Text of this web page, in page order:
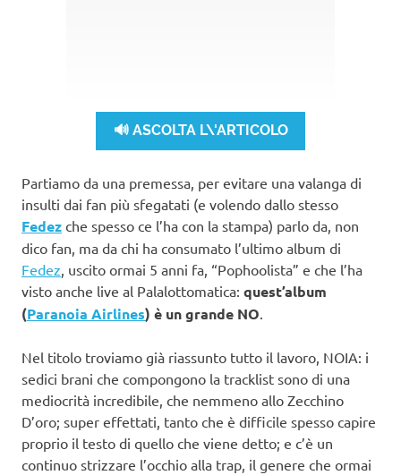
🔊 ASCOLTA L\'ARTICOLO
Partiamo da una premessa, per evitare una valanga di
insulti dai fan più sfegatati (e volendo dallo stesso
Fedez che spesso ce l’ha con la stampa) parlo da, non
dico fan, ma da chi ha consumato l’ultimo album di
Fedez , uscito ormai 5 anni fa, “Pophoolista” e che l’ha
visto anche live al Palalottomatica: quest’album
(Paranoia Airlines) è un grande NO
Nel titolo troviamo già riassunto tutto il lavoro, NOIA: i
sedici brani che compongono la tracklist sono di una
mediocrità incredibile, che nemmeno allo Zecchino
D’oro; super effettati, tanto che è difficile spesso capire
proprio il testo di quello che viene detto; e c’è un
continuo strizzare l’occhio alla trap, il genere che ormai